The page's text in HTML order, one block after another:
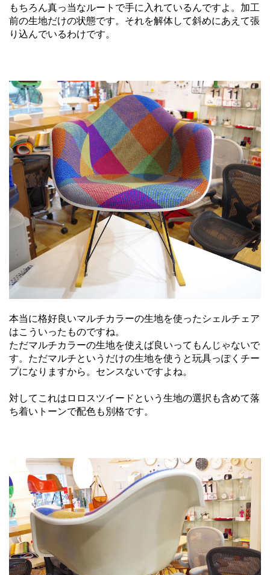
もちろん真っ当なルートで手に入れているんですよ。加工
前の生地だけの状態です。それを解体して斜めにあえて張
り込んでいるわけです。
本当に格好良いマルチカラーの生地を使ったシェルチェア
はこういったものですね。
ただマルチカラーの生地を使えば良いってもんじゃないで
す。ただマルチというだけの生地を使うと玩具っぽくチー
プになりますから。センスないですよね。
対してこれはロロスツイードという生地の選択も含めて落
ち着いトーンで配色も別格です。